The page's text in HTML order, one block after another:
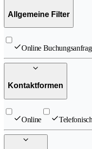
Allgemeine Filter
Online
Kontaktformen
Online Telefonisch